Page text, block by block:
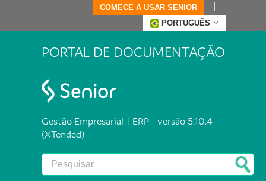
COMECE A USAR SENIOR
PORTUGUÊS
PORTAL DE DOCUMENTAÇÃO
Gestão Empresarial | ERP - versão 5.10.4
(XTended)